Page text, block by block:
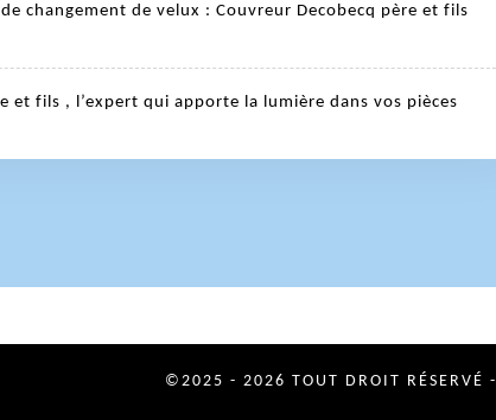
changement de velux : Couvreur Decobecq père et fils
et fils , l’expert qui apporte la lumière dans vos pièces
©2025 - 2026 TOUT DROIT RÉSERVÉ -